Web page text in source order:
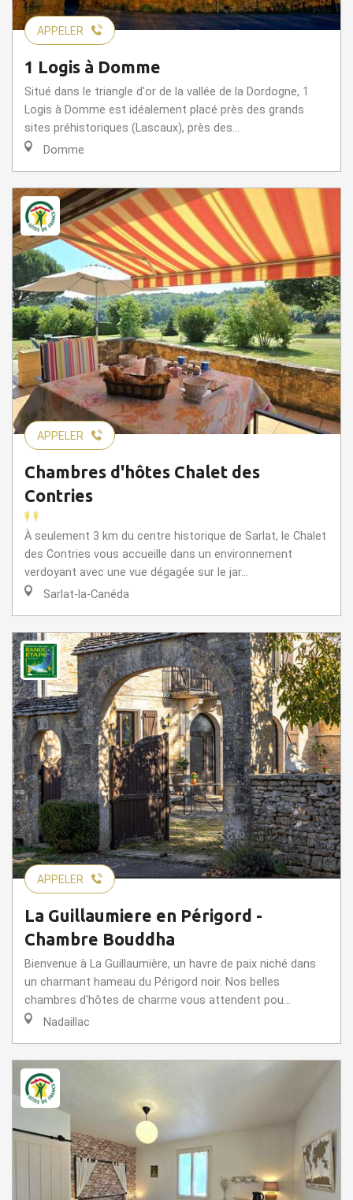
APPELER
1 Logis à Domme
Situé dans le triangle d'or de la vallée de la Dordogne, 1
Logis à Domme est idéalement placé près des grands
sites préhistoriques (Lascaux), près des...
Domme
APPELER
Chambres d'hôtes Chalet des
Contries
À seulement 3 km du centre historique de Sarlat, le Chalet
des Contries vous accueille dans un environnement
verdoyant avec une vue dégagée sur le jar...
Sarlat-la-Canéda
APPELER
La Guillaumiere en Périgord -
Chambre Bouddha
Bienvenue à La Guillaumière, un havre de paix niché dans
un charmant hameau du Périgord noir. Nos belles
chambres d'hôtes de charme vous attendent pou...
Nadaillac